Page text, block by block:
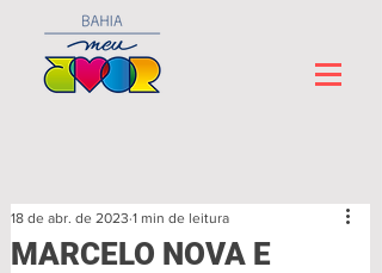
MARCELO NOVA E
18 de abr. de 2023 1 min de leitura